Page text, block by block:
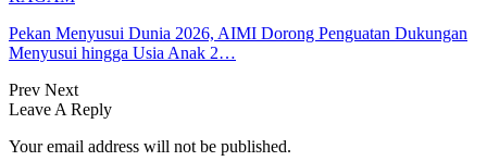
Pekan Menyusui Dunia 2026, AIMI Dorong Penguatan Dukungan
Menyusui hingga Usia Anak 2…
Prev Next
Leave A Reply
Your email address will not be published.